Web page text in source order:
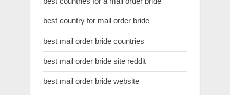
best country for mail order bride
best mail order bride countries
best mail order bride site reddit
best mail order bride website